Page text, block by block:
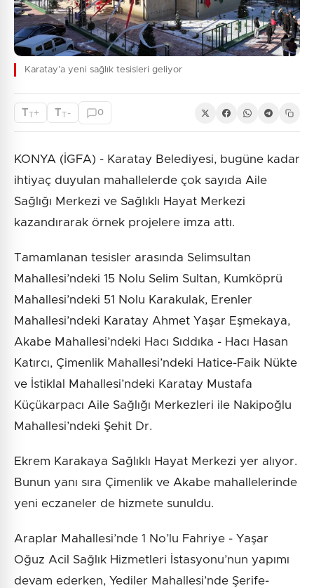
Karatay’a yeni sağlık tesisleri geliyor
TT+ TT - 0
KONYA (İGFA) - Karatay Belediyesi, bugüne kadar
ihtiyaç duyulan mahallelerde çok sayıda Aile
Sağlığı Merkezi ve Sağlıklı Hayat Merkezi
kazandırarak örnek projelere imza attı.
Tamamlanan tesisler arasında Selimsultan
Mahallesi’ndeki 15 Nolu Selim Sultan, Kumköprü
Mahallesi’ndeki 51 Nolu Karakulak, Erenler
Mahallesi’ndeki Karatay Ahmet Yaşar Eşmekaya,
Akabe Mahallesi’ndeki Hacı Sıddıka - Hacı Hasan
Katırcı, Çimenlik Mahallesi’ndeki Hatice-Faik Nükte
ve İstiklal Mahallesi’ndeki Karatay Mustafa
Küçükarpacı Aile Sağlığı Merkezleri ile Nakipoğlu
Mahallesi’ndeki Şehit Dr.
Ekrem Karakaya Sağlıklı Hayat Merkezi yer alıyor.
Bunun yanı sıra Çimenlik ve Akabe mahallelerinde
yeni eczaneler de hizmete sunuldu.
Araplar Mahallesi’nde 1 No’lu Fahriye - Yaşar
Oğuz Acil Sağlık Hizmetleri İstasyonu’nun yapımı
devam ederken, Yediler Mahallesi’nde Şerife-